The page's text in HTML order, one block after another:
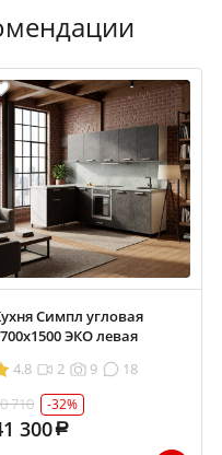
Симпл угловая
ЭКО левая
4.8
2 9
18
710
-32%
300